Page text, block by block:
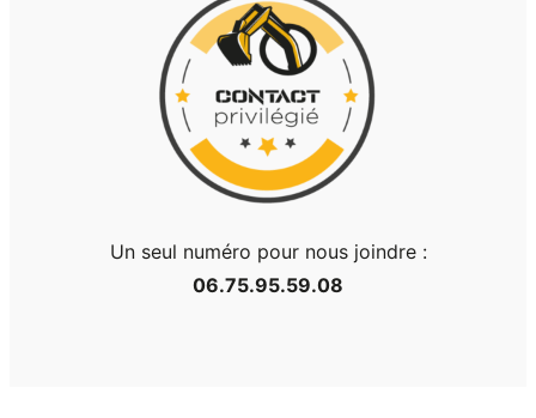
Un seul numéro pour nous joindre :
06.75.95.59.08